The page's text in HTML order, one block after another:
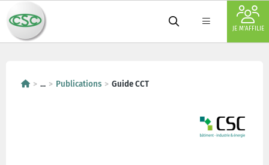
JE M'AFFILIE
... Publications Guide CCT